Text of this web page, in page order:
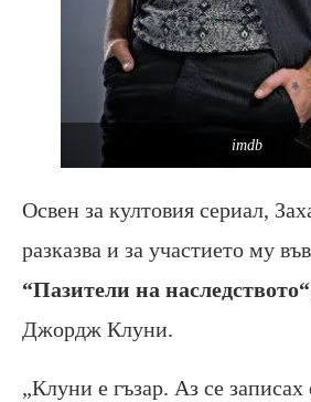
imdb
Освен за култовия сериал,
разказва и за участието му във
“Пазители на наследството“
Джордж Клуни.
„Клуни е гъзар. Аз се записах